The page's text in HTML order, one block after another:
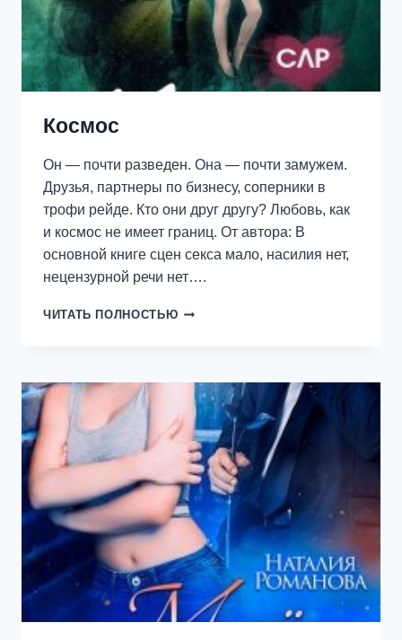
Космос
Он — почти разведен. Она — почти замужем.
Друзья, партнеры по бизнесу, соперники в
трофи рейде. Кто они друг другу? Любовь, как
и космос не имеет границ. От автора: В
основной книге сцен секса мало, насилия нет,
нецензурной речи нет….
ЧИТАТЬ ПОЛНОСТЬЮ КОСМОС